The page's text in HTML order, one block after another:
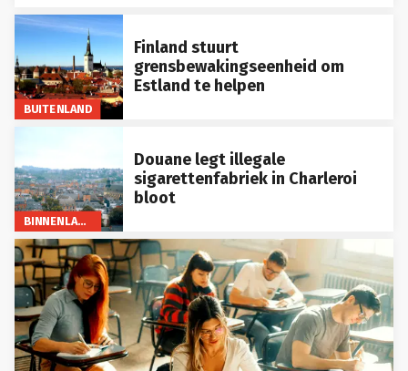
BUITENLAND
Finland stuurt
grensbewakingseenheid om
Estland te helpen
BINNENLAND
Douane legt illegale
sigarettenfabriek in Charleroi
bloot